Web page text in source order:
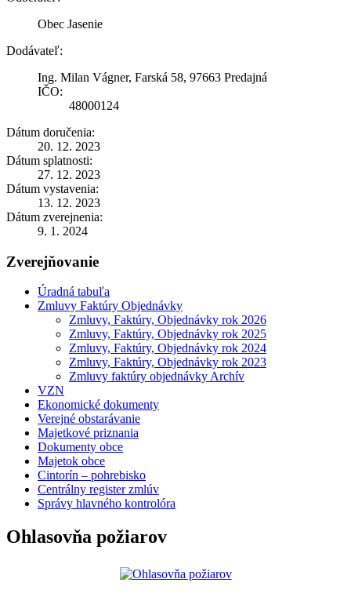
Obec Jasenie
Dodávateľ:
Ing. Milan Vágner, Farská 58, 97663 Predajná
IČO:
48000124
Dátum doručenia:
20. 12. 2023
Dátum splatnosti:
27. 12. 2023
Dátum vystavenia:
13. 12. 2023
Dátum zverejnenia:
9. 1. 2024
Zverejňovanie
Úradná tabuľa
Zmluvy Faktúry Objednávky
Zmluvy, Faktúry, Objednávky rok 2026
Zmluvy, Faktúry, Objednávky rok 2025
Zmluvy, Faktúry, Objednávky rok 2024
Zmluvy, Faktúry, Objednávky rok 2023
Zmluvy faktúry objednávky Archív
VZN
Ekonomické dokumenty
Verejné obstarávanie
Majetkové priznania
Dokumenty obce
Majetok obce
Cintorín – pohrebisko
Centrálny register zmlúv
Správy hlavného kontrolóra
Ohlasovňa požiarov